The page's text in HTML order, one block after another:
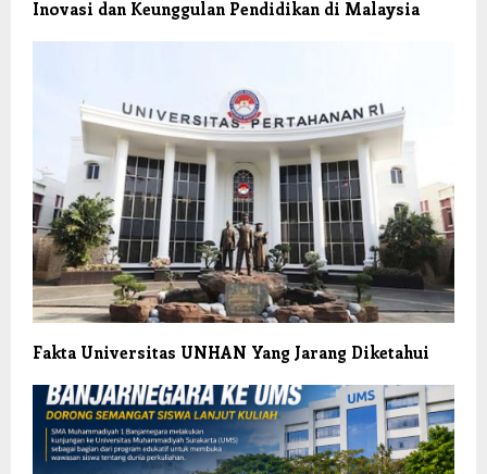
Inovasi dan Keunggulan Pendidikan di Malaysia
Fakta Universitas UNHAN Yang Jarang Diketahui